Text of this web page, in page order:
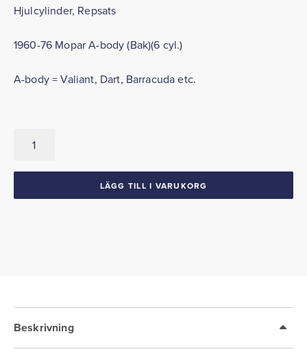
Hjulcylinder, Repsats
1960-76 Mopar A-body (Bak)(6 cyl.)
A-body = Valiant, Dart, Barracuda etc.
Repsats
LÄGG TILL I VARUKORG
Beskrivning